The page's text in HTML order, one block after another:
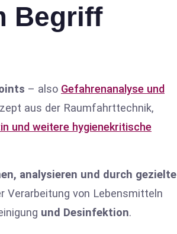
Begriff
– also Gefahrenanalyse und
aus der Raumfahrttechnik,
und weitere hygienekritische
analysieren und durch gezielte
Verarbeitung von Lebensmitteln
und Desinfektion.